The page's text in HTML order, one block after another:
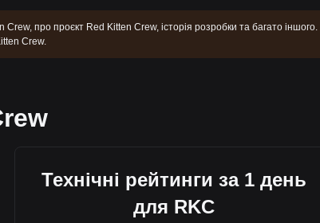
Crew, про проєкт Red Kitten Crew, історія розробки та багато іншого.
Crew.
Технічні рейтинги за 1 день
для RKC